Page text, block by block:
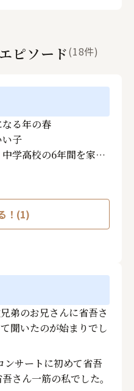
ピソード(18件)
る年の春
子
学高校の6年間を家族
情を誓ったものの、な
ある日、「私、お金持
から、電話してこない
り、好きでもない人と
書いた手紙を彼女に送
いた 声も詞もいいね」
た
らの手紙は結婚式の
しくて誠実な10歳年下
、還暦を過ぎた今も幸
！(1)
弟のお兄さんに省吾さ
聞いたのが始まりでし
ンサートに初めて省吾
さん一筋の私でした。